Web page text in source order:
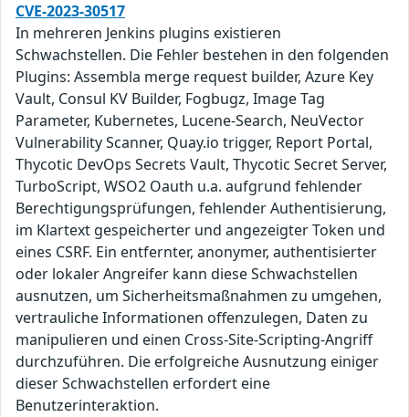
CVE-2023-30517
In mehreren Jenkins plugins existieren
Schwachstellen. Die Fehler bestehen in den folgenden
Plugins: Assembla merge request builder, Azure Key
Vault, Consul KV Builder, Fogbugz, Image Tag
Parameter, Kubernetes, Lucene-Search, NeuVector
Vulnerability Scanner, Quay.io trigger, Report Portal,
Thycotic DevOps Secrets Vault, Thycotic Secret Server,
TurboScript, WSO2 Oauth u.a. aufgrund fehlender
Berechtigungsprüfungen, fehlender Authentisierung,
im Klartext gespeicherter und angezeigter Token und
eines CSRF. Ein entfernter, anonymer, authentisierter
oder lokaler Angreifer kann diese Schwachstellen
ausnutzen, um Sicherheitsmaßnahmen zu umgehen,
vertrauliche Informationen offenzulegen, Daten zu
manipulieren und einen Cross-Site-Scripting-Angriff
durchzuführen. Die erfolgreiche Ausnutzung einiger
dieser Schwachstellen erfordert eine
Benutzerinteraktion.